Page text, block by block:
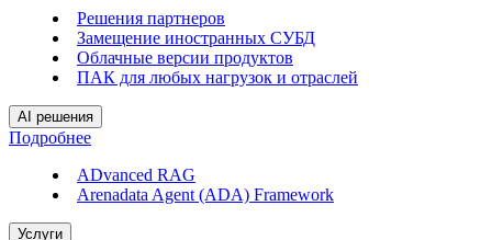
Решения партнеров
Замещение иностранных СУБД
Облачные версии продуктов
ПАК для любых нагрузок и отраслей
AI решения
Подробнее
ADvanced RAG
Arenadata Agent (ADA) Framework
Услуги